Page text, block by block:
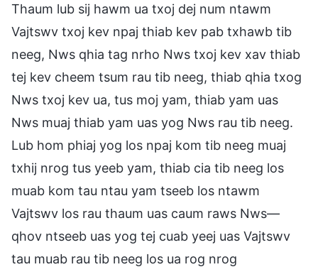
Thaum lub sij hawm ua txoj dej num ntawm
Vajtswv txoj kev npaj thiab kev pab txhawb tib
neeg, Nws qhia tag nrho Nws txoj kev xav thiab
tej kev cheem tsum rau tib neeg, thiab qhia txog
Nws txoj kev ua, tus moj yam, thiab yam uas
Nws muaj thiab yam uas yog Nws rau tib neeg.
Lub hom phiaj yog los npaj kom tib neeg muaj
txhij nrog tus yeeb yam, thiab cia tib neeg los
muab kom tau ntau yam tseeb los ntawm
Vajtswv los rau thaum uas caum raws Nws—
qhov ntseeb uas yog tej cuab yeej uas Vajtswv
tau muab rau tib neeg los ua rog nrog